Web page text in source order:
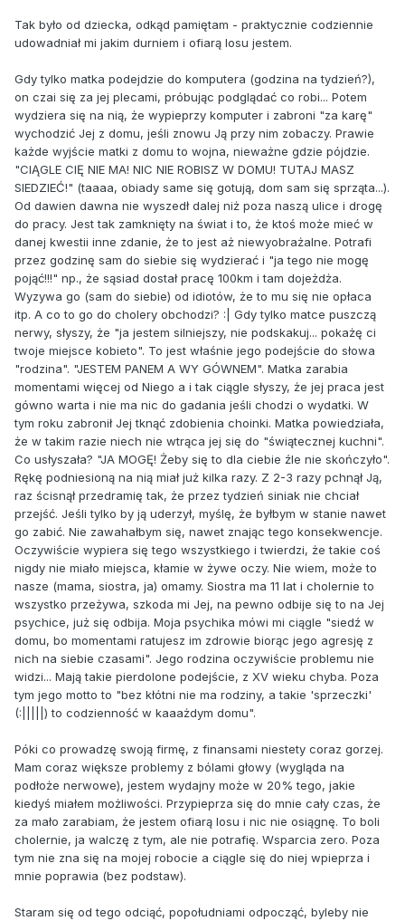
Tak było od dziecka, odkąd pamiętam - praktycznie codziennie
udowadniał mi jakim durniem i ofiarą losu jestem.
Gdy tylko matka podejdzie do komputera (godzina na tydzień?),
on czai się za jej plecami, próbując podglądać co robi... Potem
wydziera się na nią, że wypieprzy komputer i zabroni "za karę"
wychodzić Jej z domu, jeśli znowu Ją przy nim zobaczy. Prawie
każde wyjście matki z domu to wojna, nieważne gdzie pójdzie.
"CIĄGLE CIĘ NIE MA! NIC NIE ROBISZ W DOMU! TUTAJ MASZ
SIEDZIEĆ!" (taaaa, obiady same się gotują, dom sam się sprząta...).
Od dawien dawna nie wyszedł dalej niż poza naszą ulice i drogę
do pracy. Jest tak zamknięty na świat i to, że ktoś może mieć w
danej kwestii inne zdanie, że to jest aż niewyobrażalne. Potrafi
przez godzinę sam do siebie się wydzierać i "ja tego nie mogę
pojąć!!!" np., że sąsiad dostał pracę 100km i tam dojeżdża.
Wyzywa go (sam do siebie) od idiotów, że to mu się nie opłaca
itp. A co to go do cholery obchodzi? :| Gdy tylko matce puszczą
nerwy, słyszy, że "ja jestem silniejszy, nie podskakuj... pokażę ci
twoje miejsce kobieto". To jest właśnie jego podejście do słowa
"rodzina". "JESTEM PANEM A WY GÓWNEM". Matka zarabia
momentami więcej od Niego a i tak ciągle słyszy, że jej praca jest
gówno warta i nie ma nic do gadania jeśli chodzi o wydatki. W
tym roku zabronił Jej tknąć zdobienia choinki. Matka powiedziała,
że w takim razie niech nie wtrąca jej się do "świątecznej kuchni".
Co usłyszała? "JA MOGĘ! Żeby się to dla ciebie źle nie skończyło".
Rękę podniesioną na nią miał już kilka razy. Z 2-3 razy pchnął Ją,
raz ścisnął przedramię tak, że przez tydzień siniak nie chciał
przejść. Jeśli tylko by ją uderzył, myślę, że byłbym w stanie nawet
go zabić. Nie zawahałbym się, nawet znając tego konsekwencje.
Oczywiście wypiera się tego wszystkiego i twierdzi, że takie coś
nigdy nie miało miejsca, kłamie w żywe oczy. Nie wiem, może to
nasze (mama, siostra, ja) omamy. Siostra ma 11 lat i cholernie to
wszystko przeżywa, szkoda mi Jej, na pewno odbije się to na Jej
psychice, już się odbija. Moja psychika mówi mi ciągle "siedź w
domu, bo momentami ratujesz im zdrowie biorąc jego agresję z
nich na siebie czasami". Jego rodzina oczywiście problemu nie
widzi... Mają takie pierdolone podejście, z XV wieku chyba. Poza
tym jego motto to "bez kłótni nie ma rodziny, a takie 'sprzeczki'
(:|||||) to codzienność w kaaażdym domu".
Póki co prowadzę swoją firmę, z finansami niestety coraz gorzej.
Mam coraz większe problemy z bólami głowy (wygląda na
podłoże nerwowe), jestem wydajny może w 20% tego, jakie
kiedyś miałem możliwości. Przypieprza się do mnie cały czas, że
za mało zarabiam, że jestem ofiarą losu i nic nie osiągnę. To boli
cholernie, ja walczę z tym, ale nie potrafię. Wsparcia zero. Poza
tym nie zna się na mojej robocie a ciągle się do niej wpieprza i
mnie poprawia (bez podstaw).
Staram się od tego odciąć, popołudniami odpocząć, byleby nie